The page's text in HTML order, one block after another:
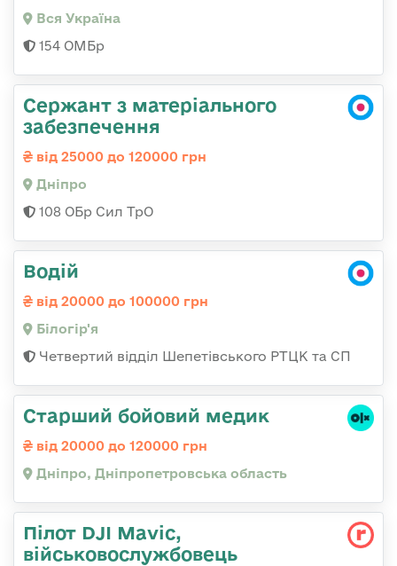
Вся Україна
154 ОМБр
Сержант з матеріального
забезпечення
від 25000 до 120000 грн
Дніпро
108 ОБр Сил ТрО
Водій
від 20000 до 100000 грн
Білогір'я
Четвертий відділ Шепетівського РТЦК та СП
Старший бойовий медик
від 20000 до 120000 грн
Дніпро, Дніпропетровська область
Пілот DJI Mavic,
військовослужбовець